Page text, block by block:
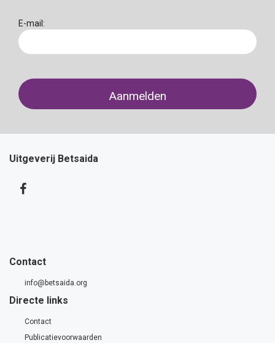
E-mail:
Uitgeverij Betsaida
Contact
info@betsaida.org
Directe links
Contact
Publicatievoorwaarden